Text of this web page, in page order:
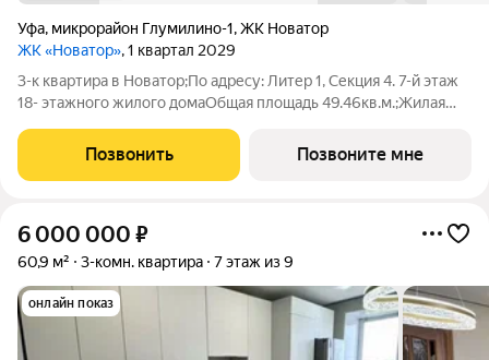
Уфа, микрорайон Глумилино-1,ЖК Новатор
ЖК «Новатор», 1 квартал 2029
3-к квартира в Новатор;По адресу: Литер 1, Секция 4. 7-й этаж
18- этажного жилого домаОбщая площадь 49.46кв.м.;Жилая
строительства: 1 квартал 2029 года.Просим представителей
агентств
Позвонить Позвоните мне
6 000 000 ₽
60,9 м² 3-комн. квартира 7 этаж из 9
онлайн показ